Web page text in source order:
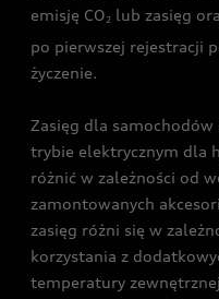
emisję CO2 lub zasięg
po pierwszej rejestracji
życzenie.
Zasięg dla
trybie elektrycznym dla
różnić w zależności od
zamontowanych
zasięg różni się w
korzystania z
temperatury